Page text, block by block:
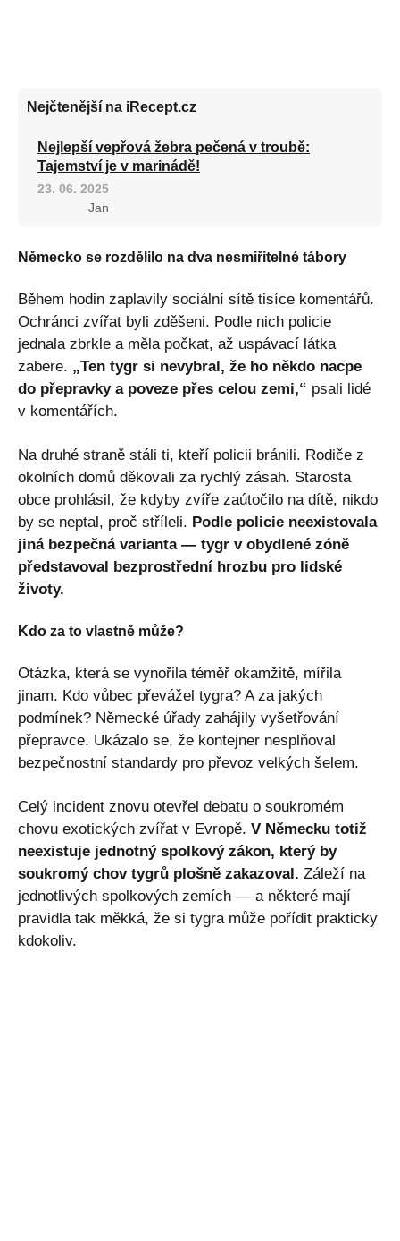
Nejčtenější na iRecept.cz
Nejlepší vepřová žebra pečená v troubě:
Tajemství je v marinádě!
23. 06. 2025
Jan
Německo se rozdělilo na dva nesmiřitelné tábory
Během hodin zaplavily sociální sítě tisíce komentářů.
Ochránci zvířat byli zděšeni. Podle nich policie
jednala zbrkle a měla počkat, až uspávací látka
zabere. „Ten tygr si nevybral, že ho někdo nacpe
do přepravky a poveze přes celou zemi,“ psali lidé
v komentářích.
Na druhé straně stáli ti, kteří policii bránili. Rodiče z
okolních domů děkovali za rychlý zásah. Starosta
obce prohlásil, že kdyby zvíře zaútočilo na dítě, nikdo
by se neptal, proč stříleli. Podle policie neexistovala
jiná bezpečná varianta — tygr v obydlené zóně
představoval bezprostřední hrozbu pro lidské
životy.
Kdo za to vlastně může?
Otázka, která se vynořila téměř okamžitě, mířila
jinam. Kdo vůbec převážel tygra? A za jakých
podmínek? Německé úřady zahájily vyšetřování
přepravce. Ukázalo se, že kontejner nesplňoval
bezpečnostní standardy pro převoz velkých šelem.
Celý incident znovu otevřel debatu o soukromém
chovu exotických zvířat v Evropě. V Německu totiž
neexistuje jednotný spolkový zákon, který by
soukromý chov tygrů plošně zakazoval. Záleží na
jednotlivých spolkových zemích — a některé mají
pravidla tak měkká, že si tygra může pořídit prakticky
kdokoliv.